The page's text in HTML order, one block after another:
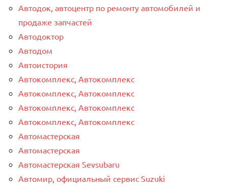
Автодок, автоцентр по ремонту автомобилей и
продаже запчастей
Автодоктор
Автодом
Автоистория
Автокомплекс, Автокомплекс
Автокомплекс, Автокомплекс
Автокомплекс, Автокомплекс
Автокомплекс, Автокомплекс
Автомастерская
Автомастерская
Автомастерская Sevsubaru
Автомир, официальный сервис Suzuki